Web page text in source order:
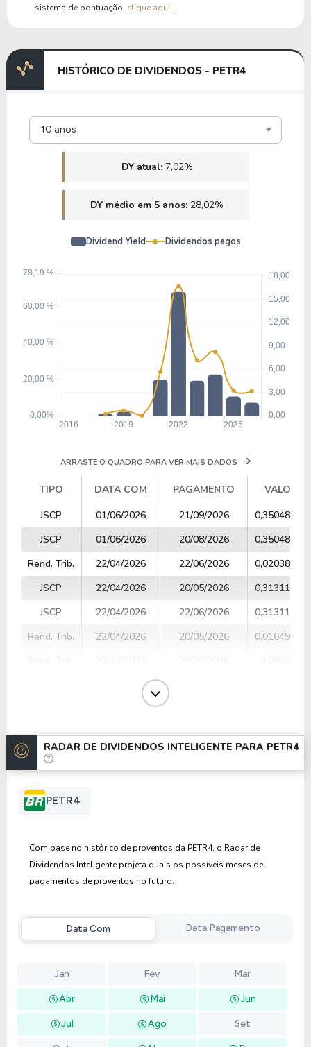
sistema de pontuação, clique aqui .
HISTÓRICO DE DIVIDENDOS - PETR4
10 anos
DY atual: 7,02%
DY médio em 5 anos: 28,02%
Dividend Yield Dividendos pagos
ARRASTE O QUADRO PARA VER MAIS DADOS
TIPO DATA COM PAGAMENTO
VALOR
TIPO
DATA COM PAGAMENTO VALOR
JSCP 01/06/2026 21/09/2026
0,35048636
JSCP
01/06/2026 20/08/2026
0,35048636
Rend. Trib.
22/04/2026 22/06/2026
0,02038398
JSCP
22/04/2026 20/05/2026
0,31311500
JSCP
22/04/2026 22/06/2026
0,31311500
Rend. Trib.
22/04/2026 20/05/2026
0,01649003
22/12/2025
Rend. Trib.
22/12/2025 20/02/2026 0,008921
RADAR DE DIVIDENDOS INTELIGENTE PARA PETR4
PETR4
Com base no histórico de proventos da PETR4, o Radar de
Dividendos Inteligente projeta quais os possíveis meses de
pagamentos de proventos no futuro.
Data Com Data Pagamento
Jan Fev Mar
Abr Mai Jun
Jul Ago Set